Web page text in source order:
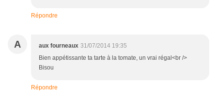
Répondre
A aux fourneaux 31/07/2014 19:35
Bien appétissante ta tarte à la tomate, un vrai régal<br />
Bisou
Répondre